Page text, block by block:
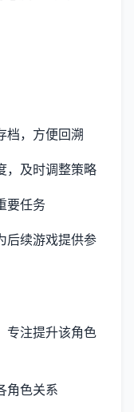
档，方便回溯
，及时调整策略
要任务
后续游戏提供参
专注提升该角色
角色关系